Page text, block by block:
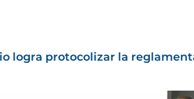
logra protocolizar la